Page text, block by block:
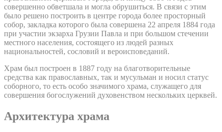
совершенно обветшала и могла обрушиться. В связи с этим
было решено построить в центре города более просторный
собор, закладка которого была совершена 22 апреля 1884 года
при участии экзарха Грузии Павла и при большом стечении
местного населения, состоящего из людей разных
национальностей, сословий и вероисповеданий.
Храм был построен в 1887 году на благотворительные
средства как православных, так и мусульман и носил статус
соборного, то есть особо значимого храма, служащего для
совершения богослужений духовенством нескольких церквей.
Архитектура храма